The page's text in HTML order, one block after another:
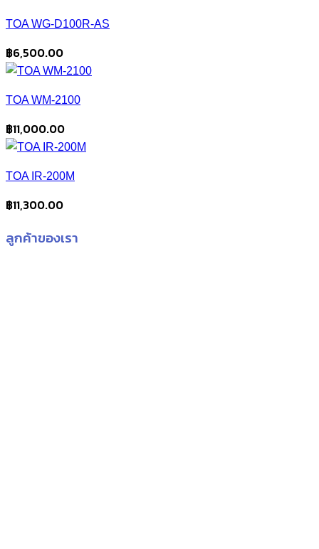
TOA WG-D100R-AS
฿6,500.00
TOA WM-2100
฿11,000.00
TOA IR-200M
฿11,300.00
ลูกค้าของเรา